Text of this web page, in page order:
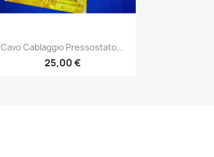
Anteprima
Cavo Cablaggio Pressostato...
25,00 €